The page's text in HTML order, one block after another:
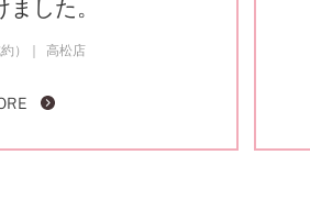
した。
） 高松店